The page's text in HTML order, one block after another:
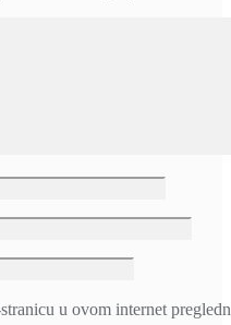
u ovom internet